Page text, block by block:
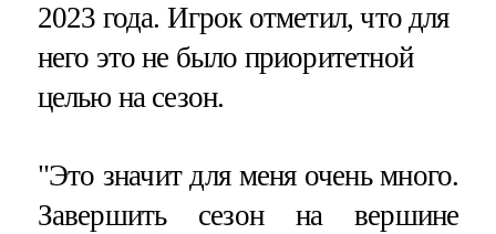
2023 года. Игрок отметил, что для
него это не было приоритетной
целью на сезон.
"Это значит для меня очень много.
Завершить сезон на вершине